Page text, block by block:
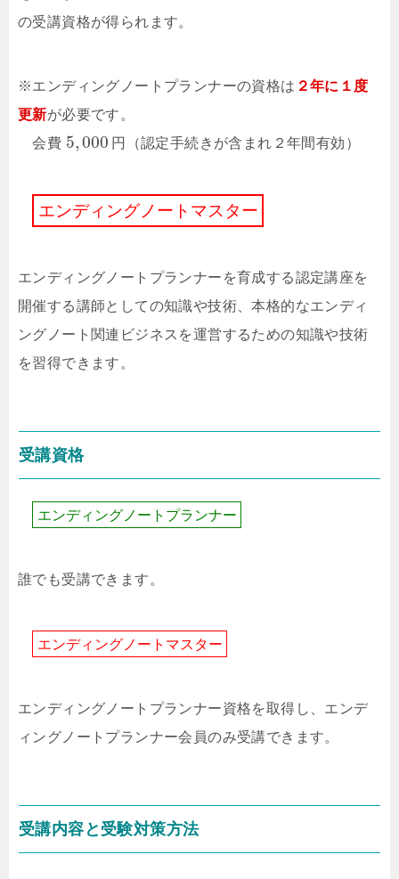
の受講資格が得られます。
※エンディングノートプランナーの資格は ２年に１度
更新が必要です。
会費 5,000 円 （認定手続きが含まれ２年間有効）
エンディ ングノー ト マスター
エンディングノートプランナーを育成する認定講座を
開催する講師としての知識や技術、本格的なエンディ
ングノート関連ビジネスを運営するための知識や技術
を習得できます。
受講資格
エンディ ングノ ー ト プラ ンナー
誰でも受講できます。
エンディ ングノ ー ト マス ター
エンディングノートプランナー資格を取得し、エンデ
ィングノートプランナー会員のみ受講できます。
受講内容と受験対策方法